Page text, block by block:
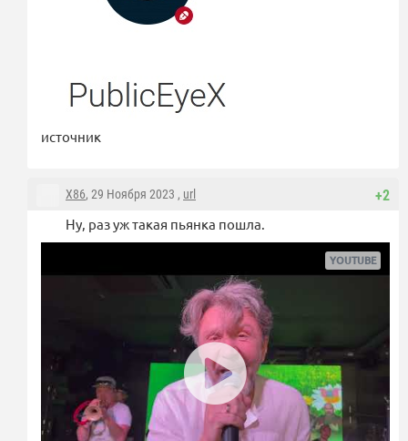
источник
+2
X86, 29 Ноября 2023 , url
Ну, раз уж такая пьянка пошла.